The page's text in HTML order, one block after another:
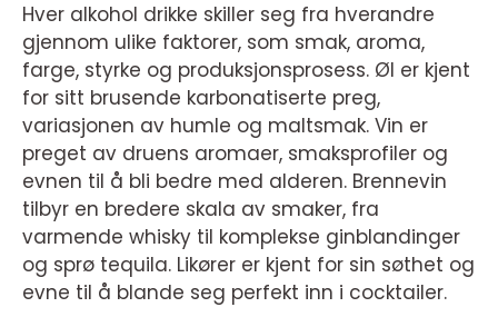
Hver alkohol drikke skiller seg fra hverandre
gjennom ulike faktorer, som smak, aroma,
farge, styrke og produksjonsprosess. Øl er kjent
for sitt brusende karbonatiserte preg,
variasjonen av humle og maltsmak. Vin er
preget av druens aromaer, smaksprofiler og
evnen til å bli bedre med alderen. Brennevin
tilbyr en bredere skala av smaker, fra
varmende whisky til komplekse ginblandinger
og sprø tequila. Likører er kjent for sin søthet og
evne til å blande seg perfekt inn i cocktailer.